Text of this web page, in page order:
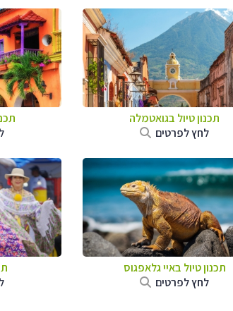
תכנון טיול בגואטמלה
לחץ לפרטים
תכנון טיול באיי גלאפגוס
לחץ לפרטים